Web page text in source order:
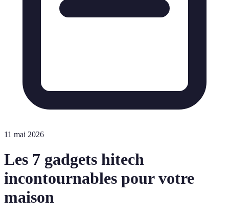
11 mai 2026
Les 7 gadgets hitech
incontournables pour votre
maison